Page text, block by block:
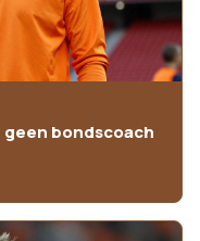
bondscoach